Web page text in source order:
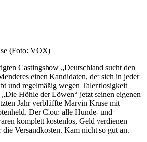
(Foto: VOX)
Castingshow „Deutschland sucht den
einen Kandidaten, der sich in jeder
und regelmäßig wegen Talentlosigkeit
Höhle der Löwen“ jetzt seinen eigenen
Jahr verblüffte Marvin Kruse mit
Der Clou: alle Hunde- und
komplett kostenlos, Geld verdienen
Versandkosten. Kam nicht so gut an.